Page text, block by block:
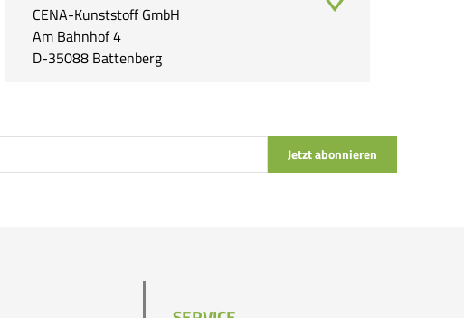
CENA-Kunststoff GmbH
Am Bahnhof 4
D-35088 Battenberg
Jetzt abonnieren